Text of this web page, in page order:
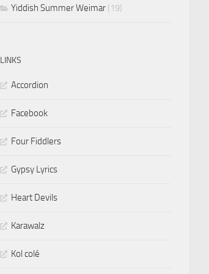
Yiddish Summer Weimar (19)
LINKS
Accordion
Facebook
Four Fiddlers
Gypsy Lyrics
Heart Devils
Karawalz
Kol colé